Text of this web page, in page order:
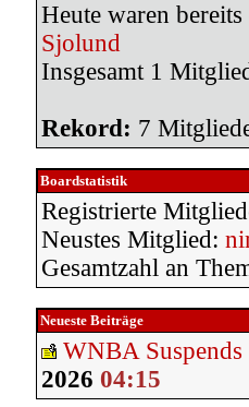
Heute waren bereits
Sjolund
Insgesamt 1
Rekord: 7
Boardstatistik
Registrierte
Neustes Mitglied:
Gesamtzahl an
Neueste Beiträge
WNBA
2026 04:15